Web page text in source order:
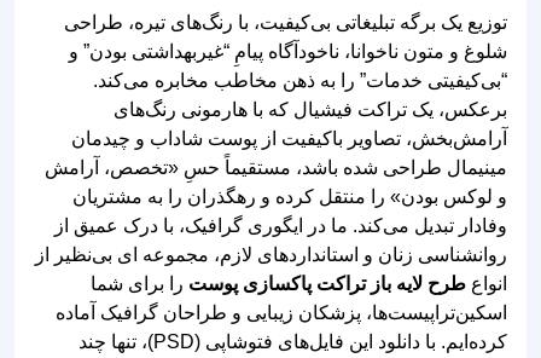
توزیع یک برگه تبلیغاتی بی‌کیفیت، با رنگ‌های تیره، طراحی
شلوغ و متون ناخوانا، ناخودآگاه پیامِ “غیربهداشتی بودن” و
“بی‌کیفیتی خدمات” را به ذهن مخاطب مخابره می‌کند.
برعکس، یک تراکت فیشیال که با هارمونی رنگ‌های
آرامش‌بخش، تصاویر باکیفیت از پوست شاداب و چیدمان
مینیمال طراحی شده باشد، مستقیماً حسِ «تخصص، آرامش
و لوکس بودن» را منتقل کرده و رهگذران را به مشتریان
وفادار تبدیل می‌کند. ما در ایگوری گرافیک، با درک عمیق از
روانشناسی زنان و استانداردهای لازم، مجموعه‌ ای بی‌نظیر از
انواع طرح لایه باز تراکت پاکسازی پوست را برای شما
اسکین‌تراپیست‌ها، پزشکان زیبایی و طراحان گرافیک آماده
کرده‌ایم. با دانلود این فایل‌های فتوشاپی (PSD)، تنها چند